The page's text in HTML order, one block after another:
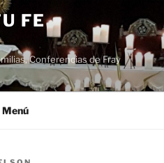
FE
Conferencias de Fray
Menú